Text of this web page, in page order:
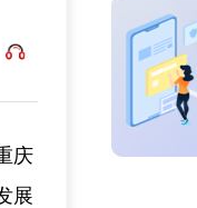
庆
展